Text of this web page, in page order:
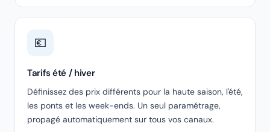
💶
Tarifs été / hiver
Définissez des prix différents pour la haute saison, l'été,
les ponts et les week-ends. Un seul paramétrage,
propagé automatiquement sur tous vos canaux.